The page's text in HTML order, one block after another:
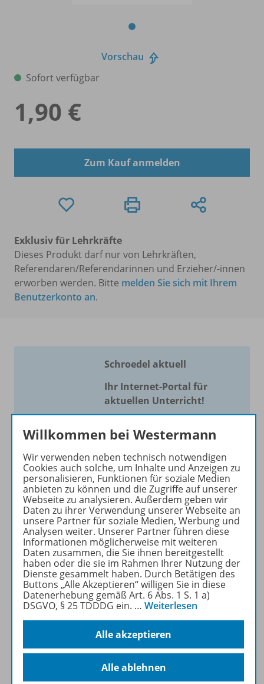
Vorschau
Sofort verfügbar
1,90 €
Zum Kauf anmelden
Exklusiv für Lehrkräfte
Dieses Produkt darf nur von Lehrkräften,
Referendaren/Referendarinnen und Erzieher/-innen
erworben werden. Bitte melden Sie sich mit Ihrem
Benutzerkonto an.
Schroedel aktuell
Ihr Internet-Portal für
aktuellen Unterricht!
wir Ihnen einen Service, um
Ihren Unterricht aktuell und
einfach zu gestalten. Jede
Woche drei bis vier
Neuerscheinungen mit
großem Online Archiv.
Mehr erfahren
Informationen
Willkommen bei Westermann
Wir verwenden neben technisch notwendigen
Cookies auch solche, um Inhalte und Anzeigen zu
personalisieren, Funktionen für soziale Medien
anbieten zu können und die Zugriffe auf unserer
Webseite zu analysieren. Außerdem geben wir
Daten zu ihrer Verwendung unserer Webseite an
unsere Partner für soziale Medien, Werbung und
Analysen weiter. Unserer Partner führen diese
Informationen möglicherweise mit weiteren
Daten zusammen, die Sie ihnen bereitgestellt
haben oder die sie im Rahmen Ihrer Nutzung der
Dienste gesammelt haben. Durch Betätigen des
Buttons „Alle Akzeptieren“ willigen Sie in diese
Datenerhebung gemäß Art. 6 Abs. 1 S. 1 a)
DSGVO, § 25 TDDDG ein. … Weiterlesen
Alle akzeptieren
Alle ablehnen